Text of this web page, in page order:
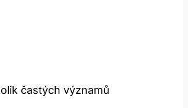
častých významů